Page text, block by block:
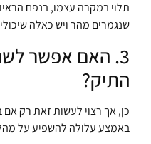
תלוי במקרה עצמו, בנפח
שנגמרים מהר ויש כאלה
3. האם אפשר
התיק?
כן, אך רצוי לעשות זאת רק
באמצע עלולה להשפיע על